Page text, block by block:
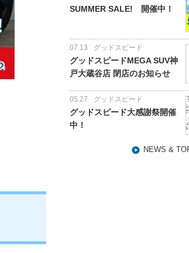
SUMMER SALE! 開催中！
07.13 グッドスピード
グッドスピードMEGA SUV神
戸大蔵谷店 閉店のお知らせ
05.27 グッドスピード
グッドスピード大感謝祭開催
中！
NEWS &